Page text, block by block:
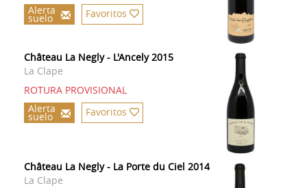
Alerta
suelo Favoritos
Château La Negly - L'Ancely 2015
La Clape
ROTURA PROVISIONAL
Alerta
suelo Favoritos
Château La Negly - La Porte du Ciel 2014
La Clape